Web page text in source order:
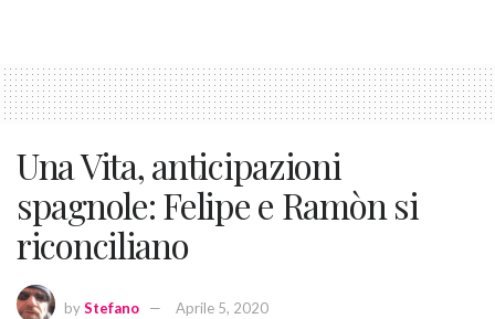
Una Vita, anticipazioni
spagnole: Felipe e Ramòn si
riconciliano
byStefano Aprile 5, 2020